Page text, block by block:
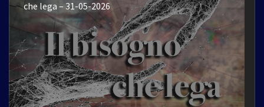
che lega – 31-05-2026